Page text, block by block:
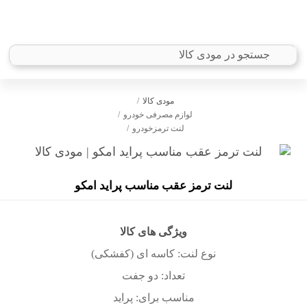
مودی کالا
لوازم مصرفی خودرو
لنت ترمزخودرو
لنت ترمز عقب مناسب پراید امکو
ویژگی های کالا
نوع لنت: کاسه ای (کفشکی)
تعداد: دو جفت
مناسب برای: پراید